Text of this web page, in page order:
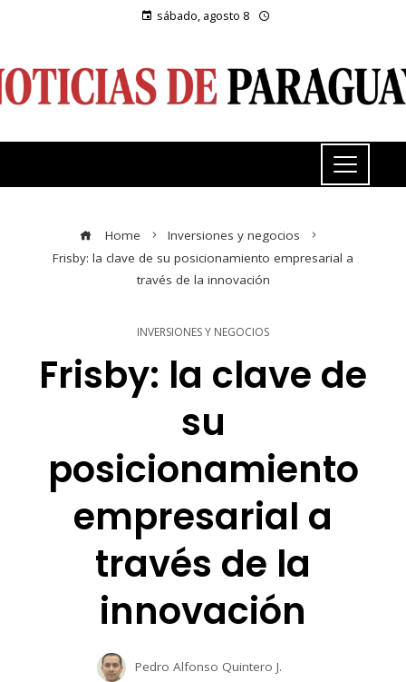
sábado, agosto 8
Home
Inversiones y negocios
Frisby: la clave de su posicionamiento empresarial a
través de la innovación
INVERSIONES Y NEGOCIOS
Frisby: la clave de
su
posicionamiento
empresarial a
través de la
innovación
Pedro Alfonso Quintero J.